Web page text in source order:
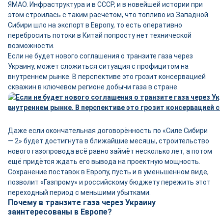
ЯМАО. Инфраструктура и в СССР, и в новейшей истории при
этом строилась с таким расчётом, что топливо из Западной
Сибири шло на экспорт в Европу, то есть оперативно
перебросить потоки в Китай попросту нет технической
возможности.
Если не будет нового соглашения о транзите газа через
Украину, может сложиться ситуация с профицитом на
внутреннем рынке. В перспективе это грозит консервацией
скважин в ключевом регионе добычи газа в стране.
Даже если окончательная договорённость по «Силе Сибири
— 2» будет достигнута в ближайшие месяцы, строительство
нового газопровода всё равно займёт несколько лет, а потом
ещё придётся ждать его вывода на проектную мощность.
Сохранение поставок в Европу, пусть и в уменьшенном виде,
позволит «Газпрому» и российскому бюджету пережить этот
переходный период с меньшими убытками.
Почему в транзите газа через Украину
заинтересованы в Европе?